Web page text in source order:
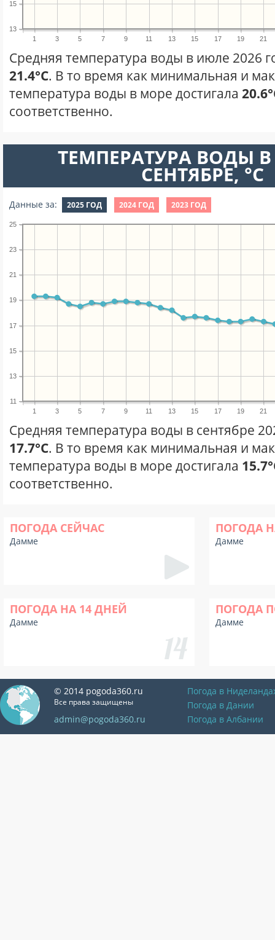
1 3 5 7 9 11 13 15 17 19 21
13
15
Средняя температура воды в июле 2026
21.4°C. В то время как минимальная и
температура воды в море достигала
соответственно.
ТЕМПЕРАТУРА ВОДЫ
СЕНТЯБРЕ, °C
Данные за: 2025 ГОД 2024 ГОД 2023 ГОД
1 3 5 7 9 11 13 15 17 19 21
11
13
15
17
19
21
23
25
Средняя температура воды в сентябре
17.7°C. В то время как минимальная и
температура воды в море достигала
соответственно.
ПОГОДА СЕЙЧАС
Дамме
ПОГОДА
Дамме
ПОГОДА НА 14 ДНЕЙ
Дамме
ПОГОДА
Дамме
© 2014 pogoda360.ru
Все права защищены
admin@pogoda360.ru
Погода в
Погода в Дании
Погода в Албании